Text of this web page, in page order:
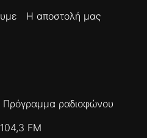
Η αποστολή μας
Πρόγραμμα ραδιοφώνου
FM